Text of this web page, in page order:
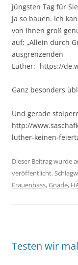
jüngsten Tag für
ja so bauen. Ich
von Ihnen groß
auf: „Allein durch
ausgrenzenden
Luther:- https://
Ganz besonders
Und gerade
http://
luther-keinen-
Dieser Beitrag wurde
veröffentlicht.
Frauenhass,Gnade,
Testen wir